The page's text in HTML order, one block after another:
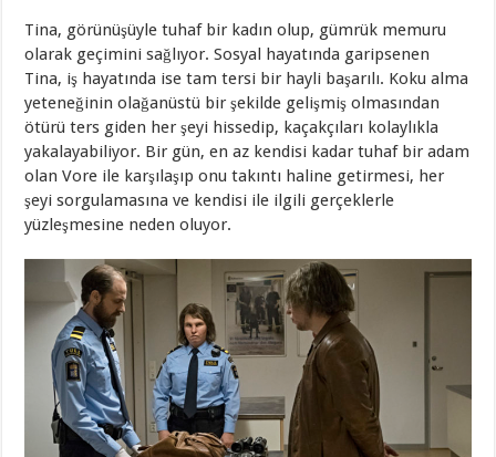
Tina, görünüşüyle tuhaf bir kadın olup, gümrük memuru
olarak geçimini sağlıyor. Sosyal hayatında garipsenen
Tina, iş hayatında ise tam tersi bir hayli başarılı. Koku alma
yeteneğinin olağanüstü bir şekilde gelişmiş olmasından
ötürü ters giden her şeyi hissedip, kaçakçıları kolaylıkla
yakalayabiliyor. Bir gün, en az kendisi kadar tuhaf bir adam
olan Vore ile karşılaşıp onu takıntı haline getirmesi, her
şeyi sorgulamasına ve kendisi ile ilgili gerçeklerle
yüzleşmesine neden oluyor.